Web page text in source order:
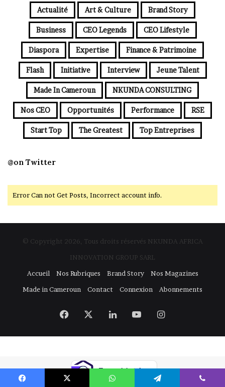
Actualité Art & Culture Brand Story
Business CEO Legends CEO Lifestyle
Diaspora Expertise Finance & Patrimoine
Flash Initiative Interview Jeune Talent
Made In Cameroun NKUNDA CONSULTING
Nos CEO Opportunités Performance RSE
Start Top The Greatest Top Entreprises
@on Twitter
Error Can not Get Posts, Incorrect account info.
© Copyright 2026, Tous droits réservés NKUNDA AFRICA
INNOVATION GROUP SARL
Accueil
Nos Rubriques Brand Story
Nos Magazines
Made in Cameroun
Contact Connexion Abonnements
Facebook LinkedinYouTubeInstagram